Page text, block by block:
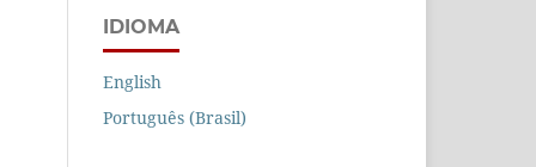
IDIOMA
English
Português (Brasil)